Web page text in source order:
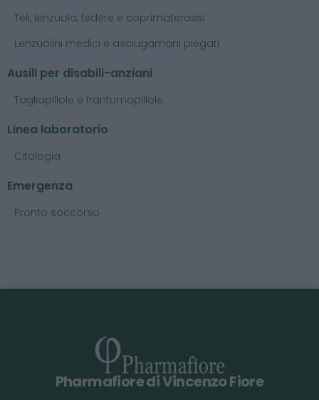
Teli, lenzuola, federe e coprimaterassi
Lenzuolini medici e asciugamani piegati
Ausili per disabili-anziani
Tagliapillole e frantumapillole
Linea laboratorio
Citologia
Emergenza
Pronto soccorso
Pharmafiore di Vincenzo Fiore